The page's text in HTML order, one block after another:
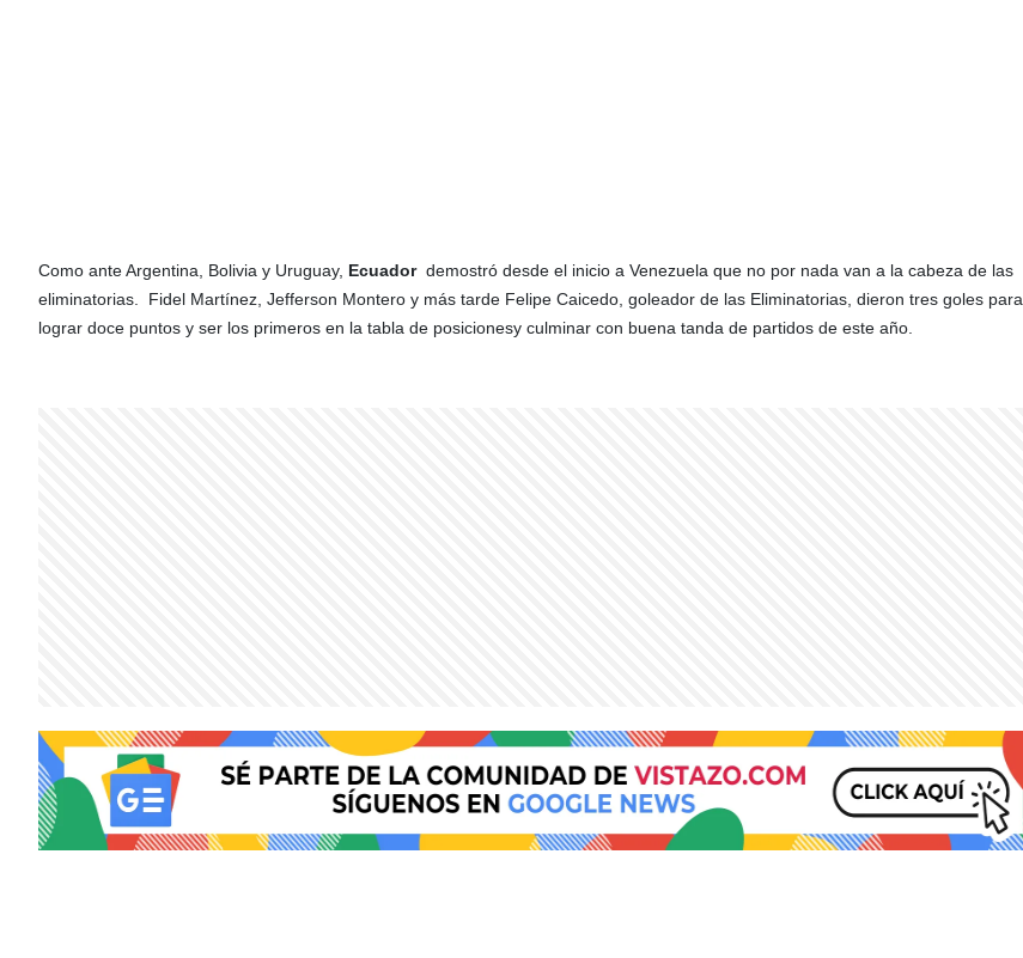
Como ante Argentina, Bolivia y Uruguay, Ecuadordemostró desde el inicio a Venezuela que no por nada van a la cabeza de las
eliminatorias.
Fidel Martínez, Jefferson Montero y más tarde Felipe Caicedo, goleador de las Eliminatorias, dieron tres goles para
lograr doce puntos y ser los primeros en la tabla de posicionesy culminar con buena tanda de partidos de este año.